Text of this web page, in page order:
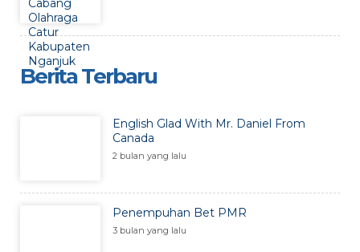
Berita Terbaru
English Glad With Mr. Daniel From
Canada
2 bulan yang lalu
Penempuhan Bet PMR
3 bulan yang lalu